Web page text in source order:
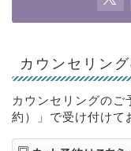
カウンセリン
カウンセリングのご
約）」で受け付けて